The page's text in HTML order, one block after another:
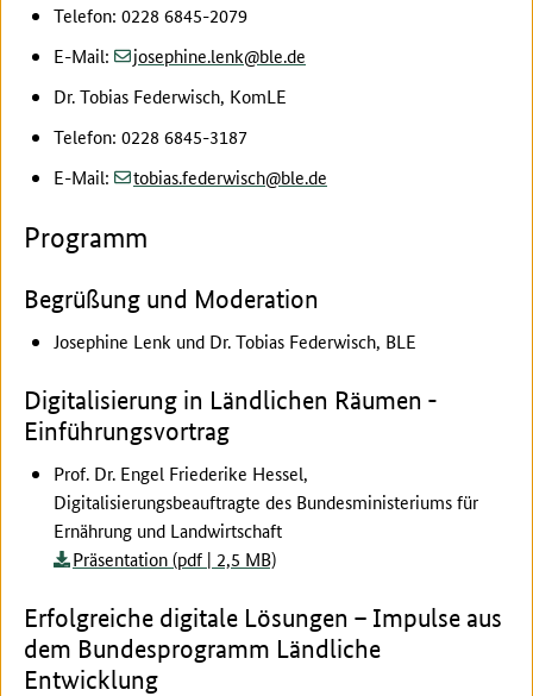
Telefon: 0228 6845-2079
E-Mail:
josephine.lenk (at)
ble(dot)
de
Dr. Tobias Federwisch, KomLE
Telefon: 0228 6845-3187
E-Mail:
tobias.federwisch (at)
ble(dot)
de
Programm
Begrüßung und Moderation
Josephine Lenk und Dr. Tobias Federwisch, BLE
Digitalisierung in Ländlichen Räumen -
Einführungsvortrag
Prof. Dr. Engel Friederike Hessel,
Digitalisierungsbeauftragte des Bundesministeriums für
Ernährung und Landwirtschaft
Präsentation (pdf | 2,5 MB)
Erfolgreiche digitale Lösungen – Impulse aus
dem Bundesprogramm Ländliche
Entwicklung